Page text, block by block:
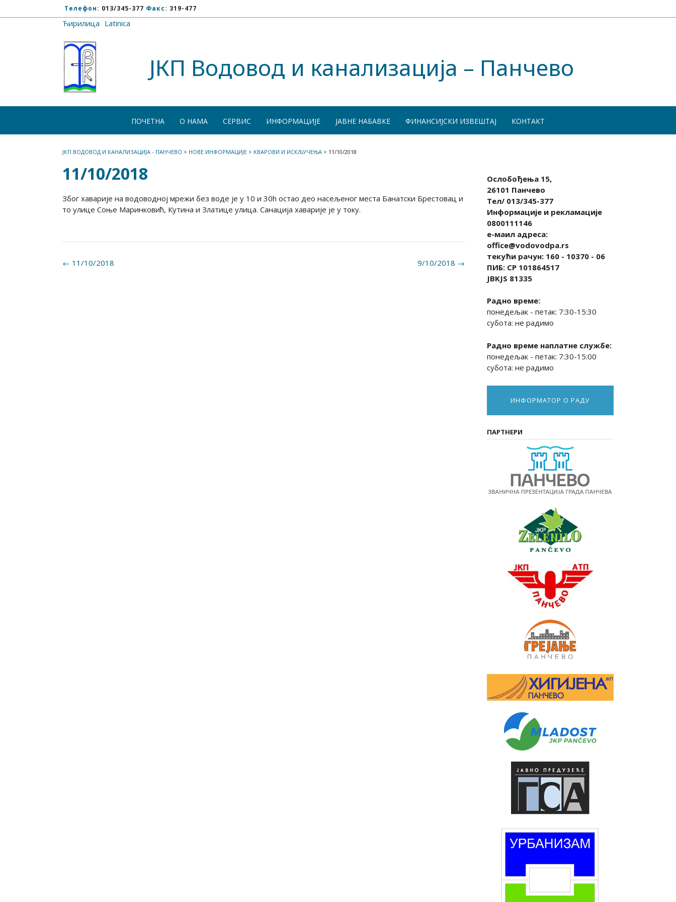
Телефон: 013/345-377 Факс: 319-477
Ћирилица Latinica
ЈКП Водовод и канализација – Панчево
ПОЧЕТНА О НАМА СЕРВИС ИНФОРМАЦИЈЕ ЈАВНЕ НАБАВКЕ ФИНАНСИЈСКИ ИЗВЕШТАЈ КОНТАКТ
ЈКП ВОДОВОД И КАНАЛИЗАЦИЈА - ПАНЧЕВО > НОВЕ ИНФОРМАЦИЈЕ > КВАРОВИ И ИСКЉУЧЕЊА > 11/10/2018
11/10/2018
Због хаварије на водоводној мрежи без воде је у 10 и 30h остао део насељеног места Банатски Брестовац и
то улице Соње Маринковић, Кутина и Златице улица. Санација хаварије је у току.
Post 9/10/2018 →
← 11/10/2018
Ослобођења 15,
26101 Панчево
Тел/ 013/345-377
Информације и рекламације
0800111146
е-маил адреса:
office@vodovodpa.rs
текући рачун: 160 - 10370 - 06
ПИБ: СР 101864517
JBKJS 81335
Радно време:
понедељак - петак: 7:30-15:30
субота: не радимо
Радно време наплатне службе:
понедељак - петак: 7:30-15:00
субота: не радимо
ИНФОРМАТОР О РАДУ
ПАРТНЕРИ